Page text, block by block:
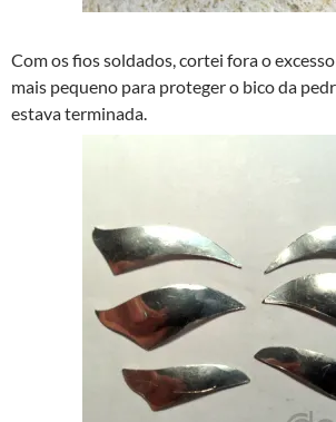
Com os fios soldados, cortei fora o
mais pequeno para proteger o bico da
estava terminada.